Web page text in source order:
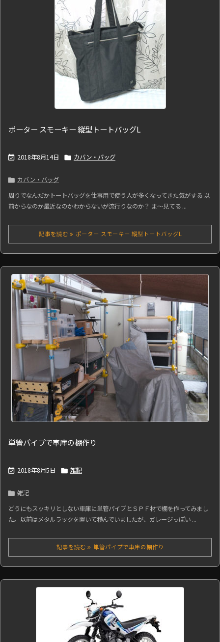
ポーター スモーキー 縦型トートバッグL
 2018年8月14日  カバン・バッグ
 カバン・バッグ
周りでなんだかトートバッグを仕事用で使う人が多くなってきた気がする 以
前からなのか最近なのかわからないが流行りなのか？ ま～見てる ...
記事を読む ポーター スモーキー 縦型トートバッグL
単管パイプで車庫の棚作り
 2018年8月5日  雑記
 雑記
どうにもスッキリとしない車庫に単管パイプとＳＰＦ材で棚を作ってみまし
た。以前はメタルラックを置いて積んでいましたが、ガレージっぽい ...
記事を読む 単管パイプで車庫の棚作り